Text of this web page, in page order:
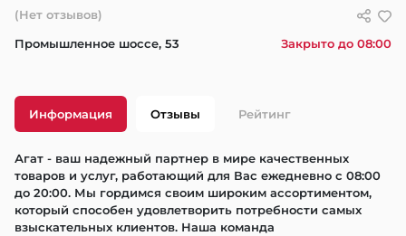
(Нет отзывов)
Промышленное шоссе, 53
Закрыто до 08:00
Информация Отзывы Рейтинг
Агат - ваш надежный партнер в мире качественных
товаров и услуг, работающий для Вас ежедневно с 08:00
до 20:00. Мы гордимся своим широким ассортиментом,
который способен удовлетворить потребности самых
взыскательных клиентов. Наша команда